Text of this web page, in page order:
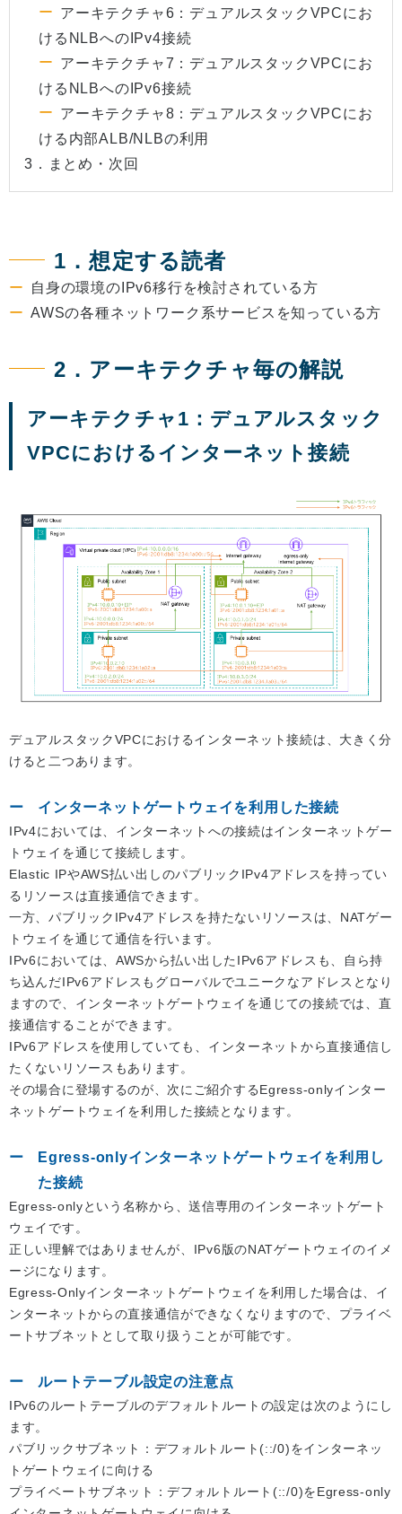
アーキテクチャ6：デュアルスタックVPCにお
けるNLBへのIPv4接続
アーキテクチャ7：デュアルスタックVPCにお
けるNLBへのIPv6接続
アーキテクチャ8：デュアルスタックVPCにお
ける内部ALB/NLBの利用
3．まとめ・次回
1．想定する読者
自身の環境のIPv6移行を検討されている方
AWSの各種ネットワーク系サービスを知っている方
2．アーキテクチャ毎の解説
アーキテクチャ1：デュアルスタック
VPCにおけるインターネット接続
デュアルスタックVPCにおけるインターネット接続は、大きく分
けると二つあります。
インターネットゲートウェイを利用した接続
IPv4においては、インターネットへの接続はインターネットゲー
トウェイを通じて接続します。
Elastic IPやAWS払い出しのパブリックIPv4アドレスを持ってい
るリソースは直接通信できます。
一方、パブリックIPv4アドレスを持たないリソースは、NATゲー
トウェイを通じて通信を行います。
IPv6においては、AWSから払い出したIPv6アドレスも、自ら持
ち込んだIPv6アドレスもグローバルでユニークなアドレスとなり
ますので、インターネットゲートウェイを通じての接続では、直
接通信することができます。
IPv6アドレスを使用していても、インターネットから直接通信し
たくないリソースもあります。
その場合に登場するのが、次にご紹介するEgress-onlyインター
ネットゲートウェイを利用した接続となります。
Egress-onlyインターネットゲートウェイを利用し
た接続
Egress-onlyという名称から、送信専用のインターネットゲート
ウェイです。
正しい理解ではありませんが、IPv6版のNATゲートウェイのイメ
ージになります。
Egress-Onlyインターネットゲートウェイを利用した場合は、イ
ンターネットからの直接通信ができなくなりますので、プライベ
ートサブネットとして取り扱うことが可能です。
ルートテーブル設定の注意点
IPv6のルートテーブルのデフォルトルートの設定は次のようにし
ます。
パブリックサブネット：デフォルトルート(::/0)をインターネッ
トゲートウェイに向ける
プライベートサブネット：デフォルトルート(::/0)をEgress-only